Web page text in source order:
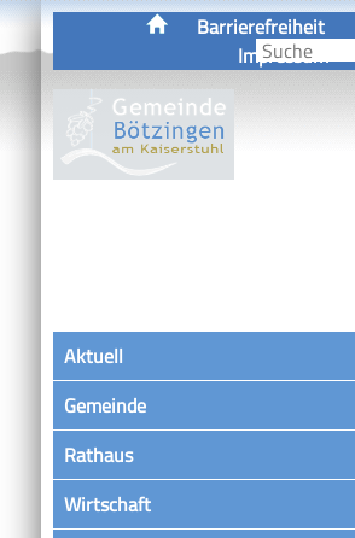
Barrierefreiheit
Impressum
Aktuell
Gemeinde
Rathaus
Wirtschaft